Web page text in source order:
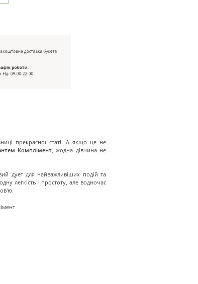
прекрасної статі. А якщо це не
Комплімент , жодна дівчина не
дует для найважливіших подій та
легкість і простоту, але водночас